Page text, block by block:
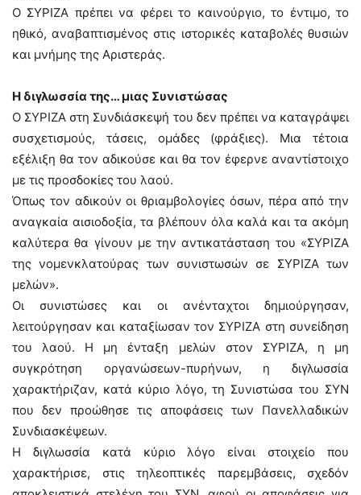
Ο ΣΥΡΙΖΑ πρέπει να φέρει το καινούργιο, το έντιμο, το
ηθικό, αναβαπτισμένος στις ιστορικές καταβολές θυσιών
και μνήμης της Αριστεράς.
Η διγλωσσία της… μιας Συνιστώσας
Ο ΣΥΡΙΖΑ στη Συνδιάσκεψή του δεν πρέπει να καταγράψει
συσχετισμούς, τάσεις, ομάδες (φράξιες). Μια τέτοια
εξέλιξη θα τον αδικούσε και θα τον έφερνε αναντίστοιχο
με τις προσδοκίες του λαού.
Όπως τον αδικούν οι θριαμβολογίες όσων, πέρα από την
αναγκαία αισιοδοξία, τα βλέπουν όλα καλά και τα ακόμη
καλύτερα θα γίνουν με την αντικατάσταση του «ΣΥΡΙΖΑ
της νομενκλατούρας των συνιστωσών σε ΣΥΡΙΖΑ των
μελών».
Οι συνιστώσες και οι ανένταχτοι δημιούργησαν,
λειτούργησαν και καταξίωσαν τον ΣΥΡΙΖΑ στη συνείδηση
του λαού. Η μη ένταξη μελών στον ΣΥΡΙΖΑ, η μη
συγκρότηση οργανώσεων-πυρήνων, η διγλωσσία
χαρακτήριζαν, κατά κύριο λόγο, τη Συνιστώσα του ΣΥΝ
που δεν προώθησε τις αποφάσεις των Πανελλαδικών
Συνδιασκέψεων.
Η διγλωσσία κατά κύριο λόγο είναι στοιχείο που
χαρακτήρισε, στις τηλεοπτικές παρεμβάσεις, σχεδόν